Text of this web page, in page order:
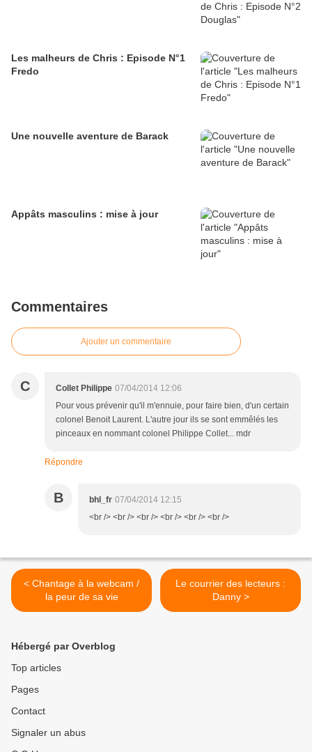
Les malheurs de Chris : Episode N°1
Fredo
Une nouvelle aventure de Barack
Appâts masculins : mise à jour
Commentaires
Ajouter un commentaire
C Collet Philippe 07/04/2014 12:06
Pour vous prévenir qu'il m'ennuie, pour faire bien, d'un certain
colonel Benoit Laurent. L'autre jour ils se sont emmêlés les
pinceaux en nommant colonel Philippe Collet... mdr
Répondre
B bhl_fr 07/04/2014 12:15
<br /> <br /> <br /> <br /> <br /> <br />
< Chantage à la webcam /
la peur de sa vie
Le courrier des lecteurs :
Danny >
Hébergé par Overblog
Top articles
Pages
Contact
Signaler un abus